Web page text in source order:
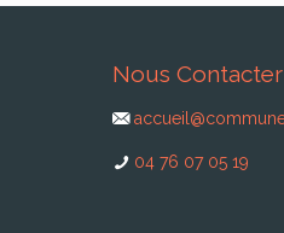
Nous Contacter
04 76 07 05 19